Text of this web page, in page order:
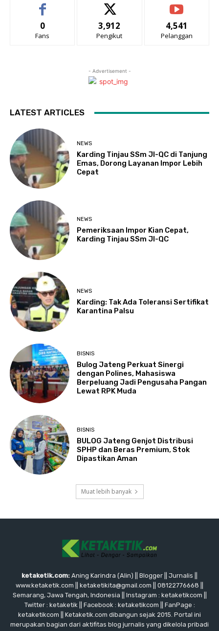
0
Fans
3,912
Pengikut
4,541
Pelanggan
- Advertisement -
LATEST ARTICLES
NEWS
Karding Tinjau SSm JI-QC di Tanjung
Emas, Dorong Layanan Impor Lebih
Cepat
NEWS
Pemeriksaan Impor Kian Cepat,
Karding Tinjau SSm JI-QC
NEWS
Karding: Tak Ada Toleransi Sertifikat
Karantina Palsu
BISNIS
Bulog Jateng Perkuat Sinergi
dengan Polines, Mahasiswa
Berpeluang Jadi Pengusaha Pangan
Lewat RPK Muda
BISNIS
BULOG Jateng Genjot Distribusi
SPHP dan Beras Premium, Stok
Dipastikan Aman
Muat lebih banyak
ketaketik.com: Aning Karindra (Alin) || Blogger || Jurnalis ||
www.ketaketik.com || ketaketikita@gmail.com || 08122776668 ||
Semarang, Jawa Tengah, Indonesia || Instagram : ketaketikcom ||
Twitter : ketaketik || Facebook : ketaketikcom || FanPage :
ketaketikcom || Ketaketik.com dibangun sejak 2015. Portal ini
merupakan bagian dari aktifitas blog jurnalis yang dikelola pribadi